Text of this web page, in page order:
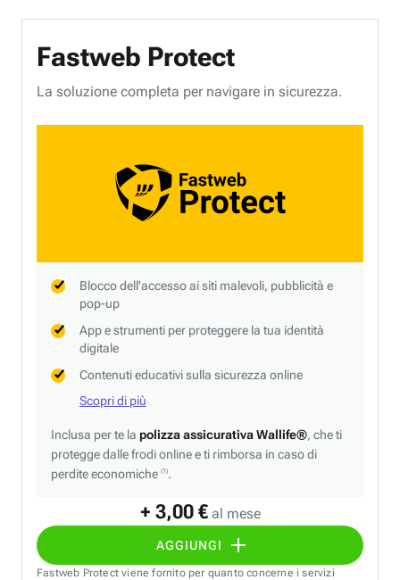
Fastweb Protect
+ 3,00 € al mese
AGGIUNGI
La soluzione completa per navigare in sicurezza.
Blocco dell'accesso ai siti malevoli, pubblicità e
pop-up
App e strumenti per proteggere la tua identità
digitale
Contenuti educativi sulla sicurezza online
Scopri di più
Inclusa per te la polizza assicurativa Wallife®, che ti
protegge dalle frodi online e ti rimborsa in caso di
perdite economiche (1).
Fastweb Protect viene fornito per quanto concerne i servizi